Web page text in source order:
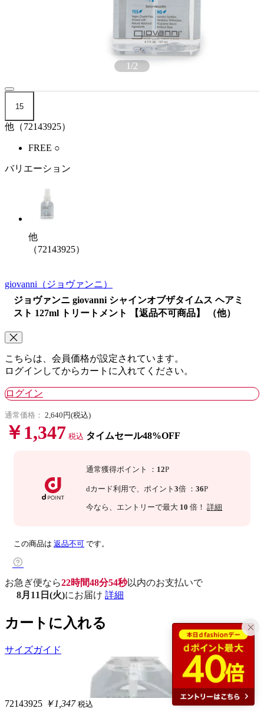
1/2
15
他（72143925）
FREE ○
バリエーション
他
（72143925）
giovanni （ジョヴァンニ）
ジョヴァンニ giovanni シャインオブザタイムス ヘアミ
スト 127ml トリートメント 【返品不可商品】 （他）
こちらは、会員価格が設定されています。
ログインしてからカートに入れてください。
ログイン
通常価格： 2,640円(税込)
￥1,347 税込 タイムセール48%OFF
通常獲得ポイント ： 12P
dカード利用で、ポイント3倍 ：36P
今なら 、エントリーで最大 10 倍！詳細
この商品は 返品不可 です。
お急ぎ便なら22時間48分53秒以内のお支払いで
8月11日(火)にお届け 詳細
カートに入れる
サイズガイド
72143925 ￥1,347 税込